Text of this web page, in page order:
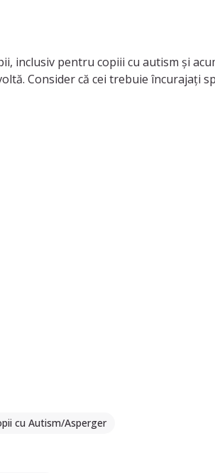
inclusiv pentru copiii cu autism și
Consider că cei trebuie încurajați
cu Autism/Asperger